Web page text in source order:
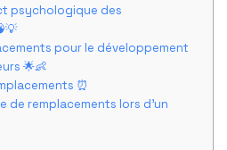
psychologique des
pour le développement
🌟👶
⏰
de remplacements lors d'un